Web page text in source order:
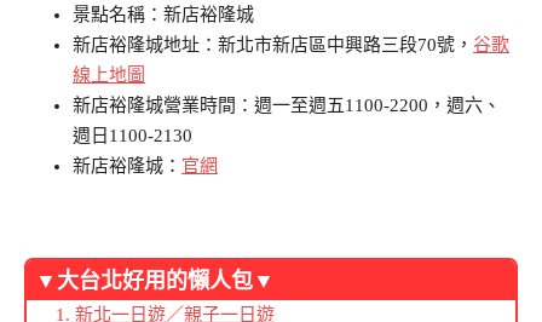
景點名稱：新店裕隆城
新店裕隆城地址：新北市新店區中興路三段70號， 谷歌
線上地圖
新店裕隆城營業時間：週一至週五1100-2200，週六、
週日1100-2130
新店裕隆城： 官網
▼大台北好用的懶人包▼
新北一日遊／親子一日遊